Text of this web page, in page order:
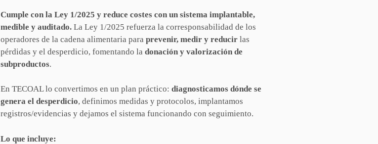
Cumple con la Ley 1/2025 y reduce costes con un sistema implantable,
medible y auditado. La Ley 1/2025 refuerza la corresponsabilidad de los
operadores de la cadena alimentaria para prevenir, medir y reducir las
pérdidas y el desperdicio, fomentando la donación y valorización de
subproductos.
En TECOAL lo convertimos en un plan práctico: diagnosticamos dónde se
genera el desperdicio, definimos medidas y protocolos, implantamos
registros/evidencias y dejamos el sistema funcionando con seguimiento.
Lo que incluye: